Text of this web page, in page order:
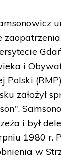
i
Polski
założył
i był
1980 r.
w